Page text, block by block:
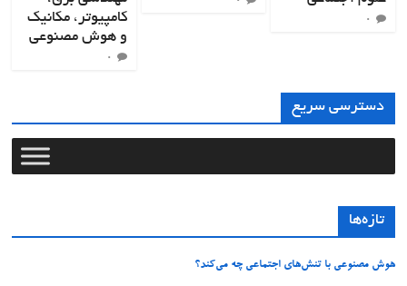
۰
کامپیوتر، مکانیک
و هوش مصنوعی
۰
دسترسی سریع
تازه‌ها
هوش مصنوعی با تنش‌های اجتماعی چه می‌کند؟